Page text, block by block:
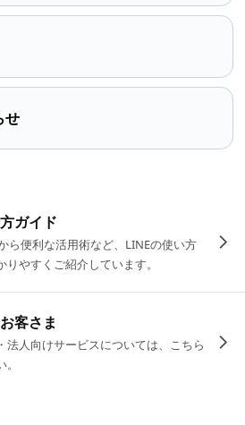
せ
ガイド
ら便利な活用術など、LINEの使い方
りやすくご紹介しています。
客さま
法人向けサービスについては、こちら